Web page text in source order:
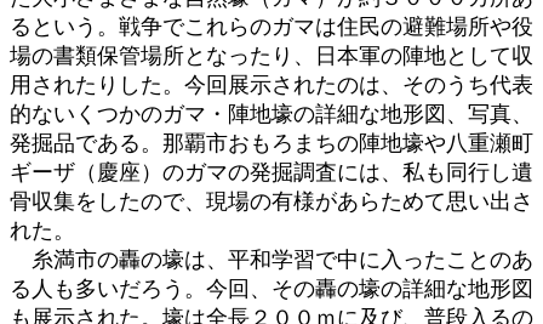
るという。戦争でこれらのガマは住民の避難場所や役
場の書類保管場所となったり、日本軍の陣地として収
用されたりした。今回展示されたのは、そのうち代表
的ないくつかのガマ・陣地壕の詳細な地形図、写真、
発掘品である。那覇市おもろまちの陣地壕や八重瀬町
ギーザ（慶座）のガマの発掘調査には、私も同行し遺
骨収集をしたので、現場の有様があらためて思い出さ
れた。
糸満市の轟の壕は、平和学習で中に入ったことのあ
る人も多いだろう。今回、その轟の壕の詳細な地形図
も展示された。壕は全長２００ｍに及び、普段入るの